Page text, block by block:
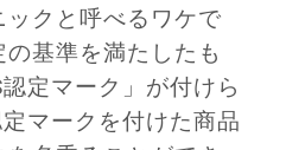
クと呼べるワケで
基準を満たしたも
定マーク」が付けら
マークを付けた商品